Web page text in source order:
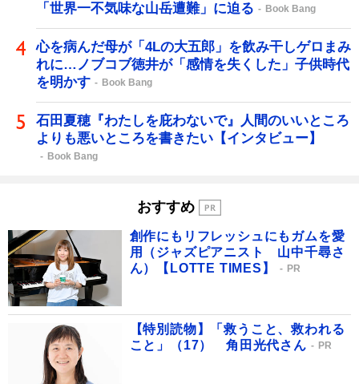
「世界一不気味な山岳遭難」に迫る
Book Bang
心を病んだ母が「4Lの大五郎」を飲み干しゲロまみ
れに…ノブコブ徳井が「感情を失くした」子供時代
を明かす
Book Bang
石田夏穂『わたしを庇わないで』人間のいいところ
よりも悪いところを書きたい【インタビュー】
Book Bang
おすすめ
創作にもリフレッシュにもガムを愛
用（ジャズピアニスト 山中千尋さ
ん）【LOTTE TIMES】
PR
【特別読物】「救うこと、救われる
こと」（17） 角田光代さん
PR